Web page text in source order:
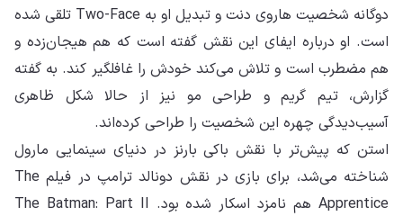
دوگانه شخصیت هاروی دنت و تبدیل او به Two-Face تلقی شده
است. او درباره ایفای این نقش گفته است که هم هیجان‌زده و
هم مضطرب است و تلاش می‌کند خودش را غافلگیر کند. به گفته
گزارش، تیم گریم و طراحی مو نیز از حالا شکل ظاهری
آسیب‌دیدگی چهره این شخصیت را طراحی کرده‌اند.
استن که پیش‌تر با نقش باکی بارنز در دنیای سینمایی مارول
شناخته می‌شد، برای بازی در نقش دونالد ترامپ در فیلم The
Apprentice هم نامزد اسکار شده بود. The Batman: Part II